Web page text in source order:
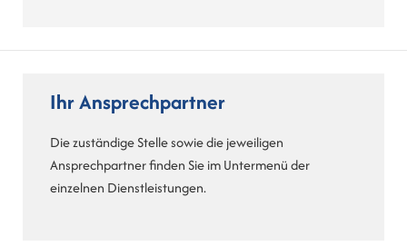
Ihr Ansprechpartner
Die zuständige Stelle sowie die jeweiligen
Ansprechpartner finden Sie im Untermenü der
einzelnen Dienstleistungen.